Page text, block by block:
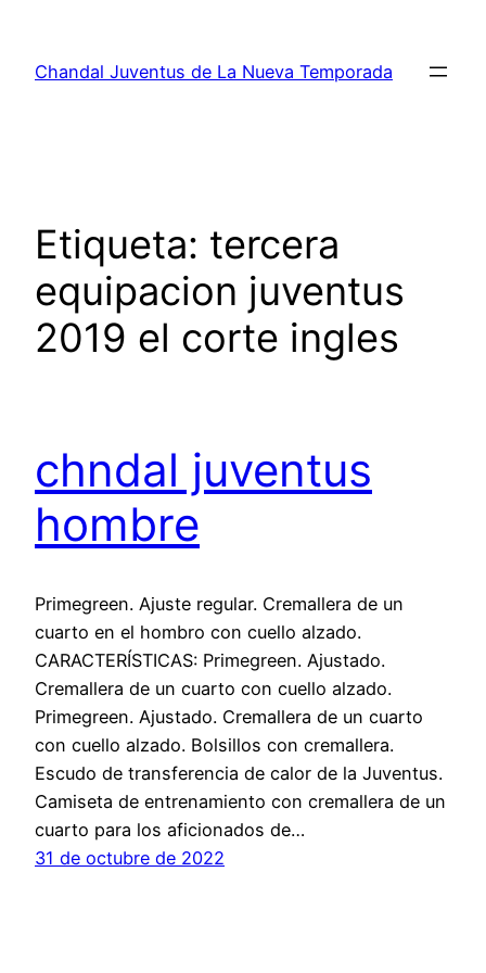
contenido
Chandal Juventus de La Nueva Temporada
Etiqueta: tercera
equipacion juventus
2019 el corte ingles
chndal juventus
hombre
Primegreen. Ajuste regular. Cremallera de un
cuarto en el hombro con cuello alzado.
CARACTERÍSTICAS: Primegreen. Ajustado.
Cremallera de un cuarto con cuello alzado.
Primegreen. Ajustado. Cremallera de un cuarto
con cuello alzado. Bolsillos con cremallera.
Escudo de transferencia de calor de la Juventus.
Camiseta de entrenamiento con cremallera de un
cuarto para los aficionados de…
31 de octubre de 2022